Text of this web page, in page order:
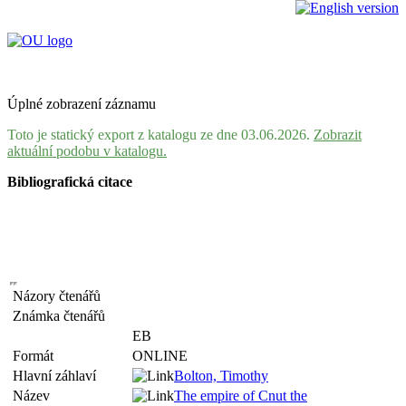
Úplné zobrazení záznamu
Toto je statický export z katalogu ze dne 03.06.2026. Zobrazit
aktuální podobu v katalogu.
Bibliografická citace
Názory čtenářů
Známka čtenářů
EB
Formát
ONLINE
Hlavní záhlaví
Bolton, Timothy
Název
The empire of Cnut the